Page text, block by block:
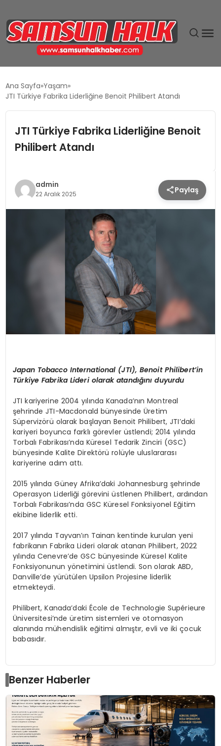
EKONOMI
MAGAZIN
SIYASET
TEKNOLOJI
Ana Sayfa Yaşam
JTI Türkiye Fabrika Liderliğine Benoit Philibert Atandı
JTI Türkiye Fabrika Liderliğine Benoit
Philibert Atandı
admin
22 Aralık 2025 Paylaş
Japan TobaccoInternational (JTI), Benoit Philibert’in
Türkiye Fabrika Lideri olarak atandığını duyurdu
JTI kariyerine 2004 yılında Kanada’nın Montreal
şehrinde JTI-Macdonald bünyesinde Üretim
Süpervizörü olarak başlayan Benoit Philibert,JTI’daki
kariyeri boyunca farklı görevler üstlendi; 2014 yılında
Torbalı Fabrikası’nda Küresel Tedarik Zinciri (GSC)
bünyesinde Kalite Direktörü rolüyle uluslararası
kariyerine adım attı.
2015 yılında Güney Afrika’daki Johannesburg şehrinde
Operasyon Liderliği görevini üstlenen Philibert, ardından
Torbalı Fabrikası’nda GSC Küresel Fonksiyonel Eğitim
ekibine liderlik etti.
2017 yılında Tayvan’ın Tainan kentinde kurulan yeni
fabrikanın Fabrika Lideri olarak atanan Philibert, 2022
yılında Cenevre’de GSC bünyesinde Küresel Kalite
Fonksiyonunun yönetiminiüstlendi. Son olarak ABD,
Danville’de yürütülen Upsilon Projesine liderlik
etmekteydi.
Philibert,Kanada’daki École de Technologie Supérieure
Üniversitesi’nde üretim sistemleri ve otomasyon
alanında mühendislik eğitimi almıştır, evli ve iki çocuk
babasıdır.
Benzer Haberler